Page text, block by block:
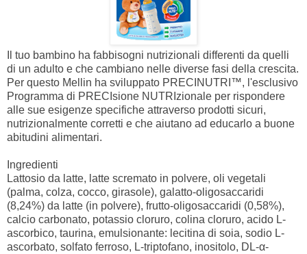
Il tuo bambino ha fabbisogni nutrizionali differenti da quelli
di un adulto e che cambiano nelle diverse fasi della crescita.
Per questo Mellin ha sviluppato PRECINUTRI™, l'esclusivo
Programma di PRECIsione NUTRIzionale per rispondere
alle sue esigenze specifiche attraverso prodotti sicuri,
nutrizionalmente corretti e che aiutano ad educarlo a buone
abitudini alimentari.
Ingredienti
Lattosio da latte, latte scremato in polvere, oli vegetali
(palma, colza, cocco, girasole), galatto-oligosaccaridi
(8,24%) da latte (in polvere), frutto-oligosaccaridi (0,58%),
calcio carbonato, potassio cloruro, colina cloruro, acido L-
ascorbico, taurina, emulsionante: lecitina di soia, sodio L-
ascorbato, solfato ferroso, L-triptofano, inositolo, DL-α-